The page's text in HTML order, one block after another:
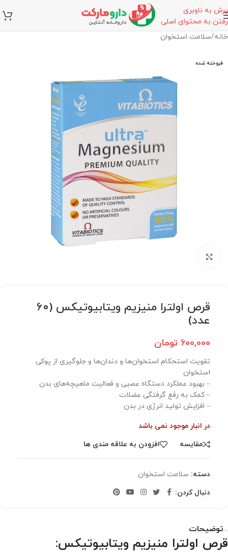
پرش به ناوبری
رفتن به محتوای اصلی
خانه/سلامت استخوان
فروخته شده
قرص اولترا منیزیم ویتابیوتیکس (60
عدد)
600,000 تومان
تقویت استحکام استخوان‌ها و دندان‌ها و جلوگیری از پوکی
استخوان
– بهبود عملکرد دستگاه عصبی و فعالیت ماهیچه‌های بدن
– کمک به رفع گرفتگی عضلات
– افزایش تولید انرژی در بدن
در انبار موجود نمی باشد
مقایسه
افزودن به علاقه مندی ها
دسته: سلامت استخوان
دنبال کردن:
توضیحات
قرص اولترا منیزیم ویتابیوتیکس: